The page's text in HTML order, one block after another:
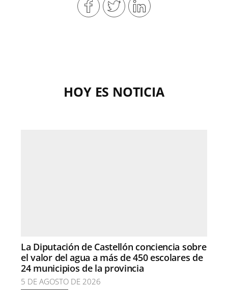
HOY ES NOTICIA
La Diputación de Castellón conciencia sobre
el valor del agua a más de 450 escolares de
24 municipios de la provincia
5 DE AGOSTO DE 2026